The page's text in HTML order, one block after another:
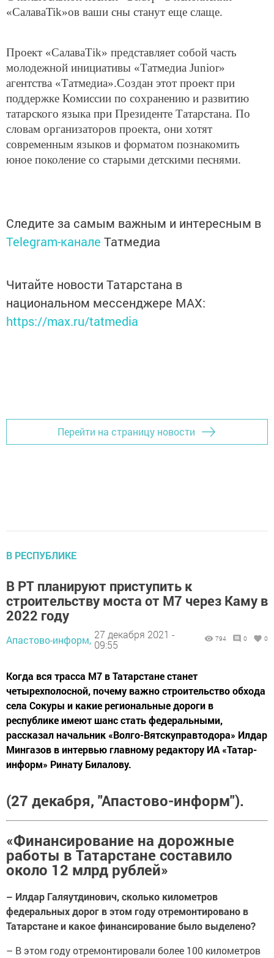
«СалаваTik»ов ваши сны станут еще слаще.
Проект «СалаваТik» представляет собой часть
молодежной инициативы «Татмедиа Junior»
агентства «Татмедиа».Создан этот проект при
поддержке Комиссии по сохранению и развитию
татарского языка при Президенте Татарстана. По
словам организаторов проекта, они хотят
современным языков и форматом познакомить
юное поколение со старыми детскими песнями.
Следите за самым важным и интересным в
Telegram-канале Татмедиа
Читайте новости Татарстана в
национальном мессенджере MАХ:
https://max.ru/tatmedia
Перейти на страницу новости
В РЕСПУБЛИКЕ
В РТ планируют приступить к
строительству моста от М7 через Каму в
2022 году
Апастово-информ, 27 декабря 2021 -
09:55
794 0 0
Когда вся трасса М7 в Татарстане станет
четырехполосной, почему важно строительство обхода
села Сокуры и какие региональные дороги в
республике имеют шанс стать федеральными,
рассказал начальник «Волго-Вятскуправтодора» Илдар
Мингазов в интервью главному редактору ИА «Татар-
информ» Ринату Билалову.
(27 декабря, "Апастово-информ").
«Финансирование на дорожные
работы в Татарстане составило
около 12 млрд рублей»
– Илдар Галяутдинович, сколько километров
федеральных дорог в этом году отремонтировано в
Татарстане и какое финансирование было выделено?
– В этом году отремонтировали более 100 километров